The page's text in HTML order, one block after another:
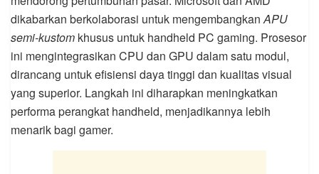
dikabarkan berkolaborasi untuk mengembangkanAPU
semi-kustom khusus untuk handheld PC gaming. Prosesor
ini mengintegrasikan CPU dan GPU dalam satu modul,
dirancang untuk efisiensi daya tinggi dan kualitas visual
yang superior. Langkah ini diharapkan meningkatkan
performa perangkat handheld, menjadikannya lebih
menarik bagi gamer.